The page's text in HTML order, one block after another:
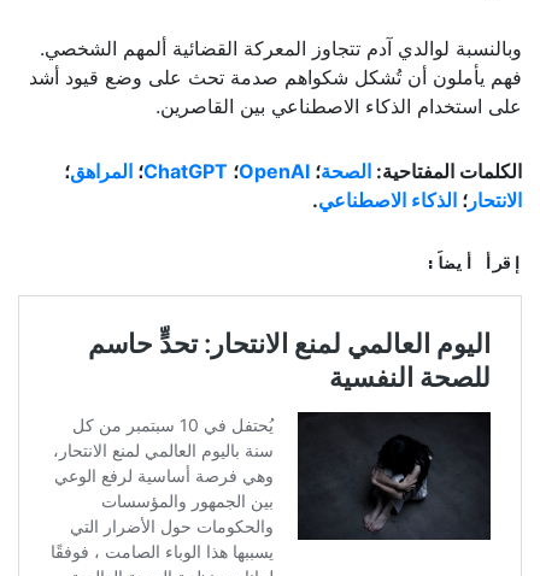
وبالنسبة لوالدي آدم تتجاوز المعركة القضائية ألمهم الشخصي.
فهم يأملون أن تُشكل شكواهم صدمة تحث على وضع قيود أشد
على استخدام الذكاء الاصطناعي بين القاصرين.
الكلمات المفتاحية: الصحة؛ OpenAI؛ ChatGPT؛ المراهق؛
الانتحار ؛ الذكاء الاصطناعي.
إقرأ أيضاً: